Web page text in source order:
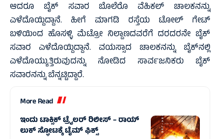
ಆದರೂ ಬೈಕ್ ಸವಾರ ಬೊಲೆರೊ ವೆಹಿಕಲ್‌ ಚಾಲಕನನ್ನು
ಎಳೆದೊಯ್ದಿದ್ದಾನೆ. ಹೀಗೆ ಮಾಗಡಿ ರಸ್ತೆಯ ಟೋಲ್ ಗೇಟ್
ಬಳಿಯಿಂದ ಹೊಸಳ್ಳಿ ಮೆಟ್ರೋ ನಿಲ್ದಾಣದವರೆಗೆ ದರದರನೇ ಬೈಕ್
ಸವಾರ ಎಳೆದೊಯ್ದಿದ್ದಾನೆ. ವಯಸ್ಸಾದ ಚಾಲಕನನ್ನು ಬೈಕ್‍ನಲ್ಲಿ
ಎಳೆದೊಯ್ಯುತ್ತಿರುವುದನ್ನು ನೋಡಿದ ಸಾರ್ವಜನಿಕರು ಬೈಕ್
ಸವಾರನನ್ನು ಬೆನ್ನಟ್ಟಿದ್ದಾರೆ.
More Read
ಇಂದು ಟಾಕ್ಸಿಕ್ ಟ್ರೈಲರ್ ರಿಲೀಸ್‌ – ರಾಯ್‌
ಲುಕ್ ಸ್ಫೋಟಕ್ಕೆ ಟೈಮ್‌ ಫಿಕ್ಸ್‌